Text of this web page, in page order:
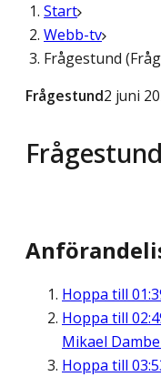
Start
Webb-tv
Frågestund
Frågestund
Frågestund2 juni
Hoppa till
Hoppa till
Mikael
Hoppa till